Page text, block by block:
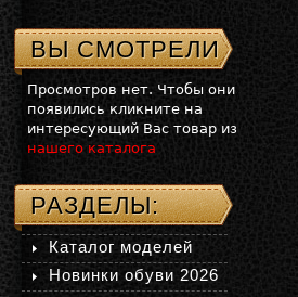
ВЫ СМОТРЕЛИ
Просмотров нет. Чтобы они
появились кликните на
интересующий Вас товар из
нашего каталога
РАЗДЕЛЫ:
Каталог моделей
Новинки обуви 2026